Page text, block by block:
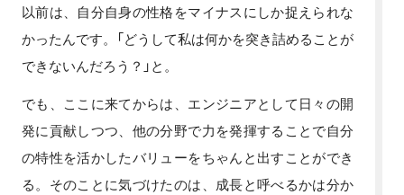
以前は、自分自身の性格をマイナスにしか捉えられな
かったんです。「どうして私は何かを突き詰めることが
できないんだろう？」と。
でも、ここに来てからは、エンジニアとして日々の開
発に貢献しつつ、他の分野で力を発揮することで自分
の特性を活かしたバリューをちゃんと出すことができ
る。そのことに気づけたのは、成長と呼べるかは分か